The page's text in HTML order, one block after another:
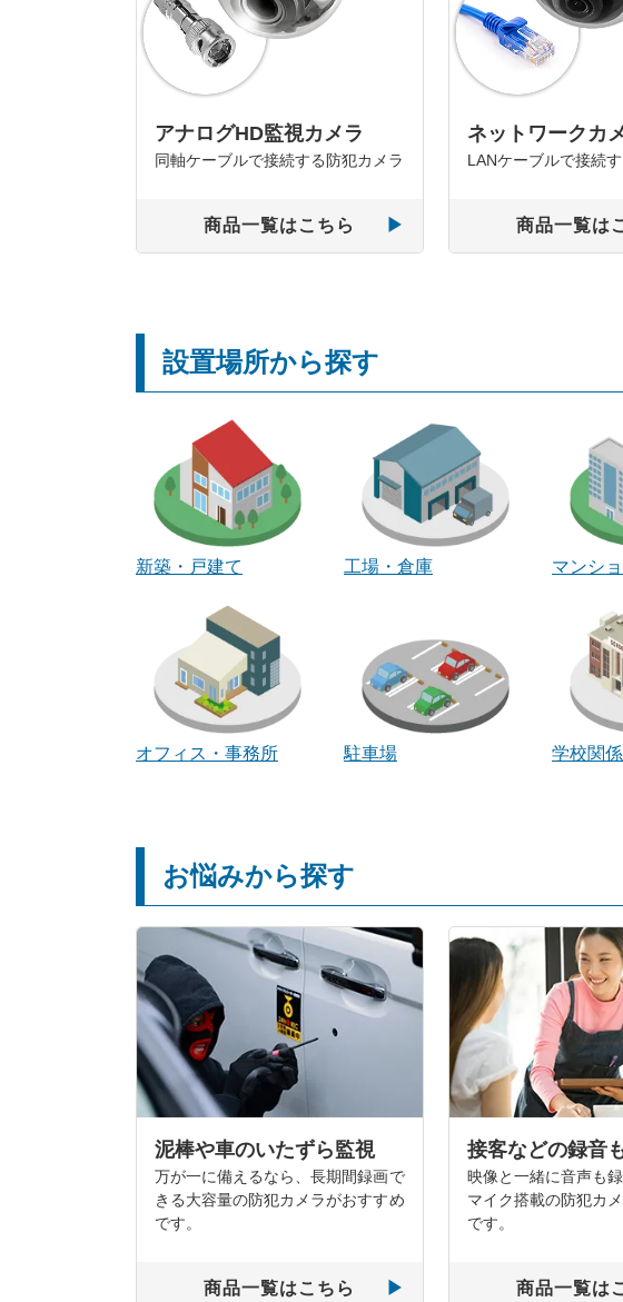
アナログHD監視カメラ
同軸ケーブルで接続する防犯カメラ
商品一覧はこちら
ネットワークカ
LANケーブルで接続
商品一覧は
設置場所から探す
新築・戸建て 工場・倉庫 マンシ
オフィス・事務所 駐車場 学校関係
お悩みから探す
泥棒や車のいたずら監視
万が一に備えるなら、長期間録画で
きる大容量の防犯カメラがおすすめ
です。
商品一覧はこちら
接客などの録音
映像と一緒に音声も録
マイク搭載の防犯カ
です。
商品一覧は